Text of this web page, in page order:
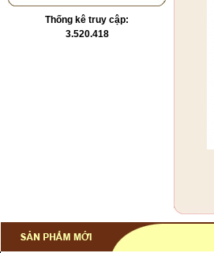
Thống kê truy cập:
3.520.418